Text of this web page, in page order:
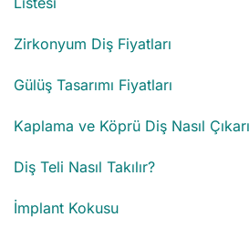
Zirkonyum Diş Fiyatları
Gülüş Tasarımı Fiyatları
Kaplama ve Köprü Diş Nasıl
Diş Teli Nasıl Takılır?
İmplant Kokusu